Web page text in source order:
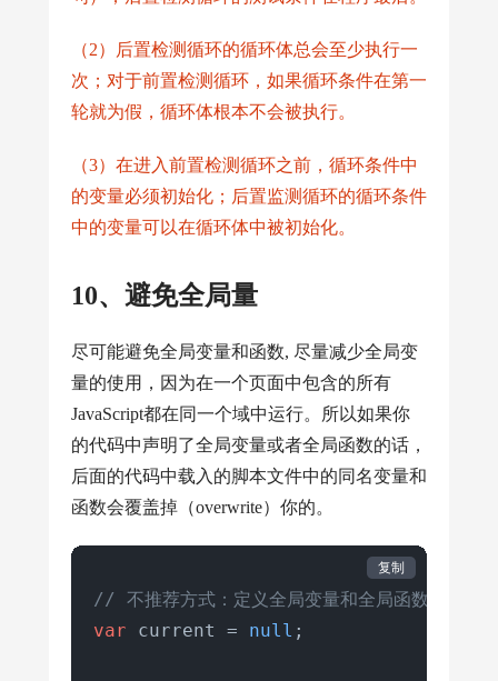
（2）后置检测循环的循环体总会至少执行一
次；对于前置检测循环，如果循环条件在第一
轮就为假，循环体根本不会被执行。
（3）在进入前置检测循环之前，循环条件中
的变量必须初始化；后置监测循环的循环条件
中的变量可以在循环体中被初始化。
10、避免全局量
尽可能避免全局变量和函数, 尽量减少全局变
量的使用，因为在一个页面中包含的所有
JavaScript都在同一个域中运行。所以如果你
的代码中声明了全局变量或者全局函数的话，
后面的代码中载入的脚本文件中的同名变量和
函数会覆盖掉（overwrite）你的。
// 不推荐方式：定义全局变量和全局函数
var current = null ;
复制